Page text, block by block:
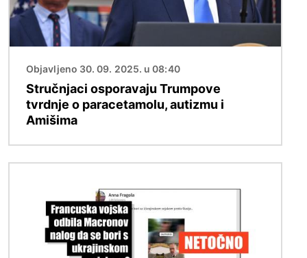
Objavljeno 30. 09. 2025. u 08:40
Stručnjaci osporavaju Trumpove
tvrdnje o paracetamolu, autizmu i
Amišima